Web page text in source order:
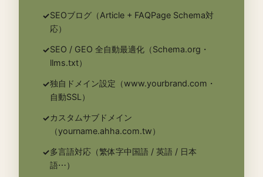
✓SEOブログ（Article + FAQPage Schema対
応）
✓SEO / GEO 全自動最適化（Schema.org・
llms.txt）
✓独自ドメイン設定（www.yourbrand.com・
自動SSL）
✓カスタムサブドメイン
（yourname.ahha.com.tw）
✓多言語対応（繁体字中国語 / 英語 / 日本
語⋯）